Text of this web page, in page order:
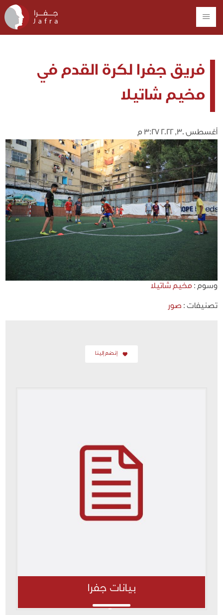
فريق جفرا لكرة القدم في
مخيم شاتيلا
أغسطس 30, 2022 3:27 م
وسوم : مخيم شاتيلا
تصنيفات : صور
إنضم إلينا
بيانات جفرا